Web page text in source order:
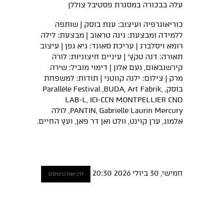
עלה בבכורה במסגרת פסטיבל צוללן
כוריאוגרפיה ועיצוב: ענת בוסק | שותפה
ללמידה ומבצעת: נינה טראוב | מבצעת: לילה
רומא ויסלברג | עריכת סאונד: גיא גפן | עיצוב
תאורה: דנה טקץ' | עיניים חיצוניות: לורה
קירשנבאום, נעם אלון | דימוי מוביל: שירה
מרק | צילום: ילנה קווטני | תודות: למשפחת
בוסק, Parallèle Festival ,BUDA, Art Fabrik,
LAB-L, ICI-CCN MONTPELLIER CND
PANTIN, Gabrielle Laurin Mercury, לולה
אלמוג, ערן קוינט, וולט ואן דר פאן, ועץ החיים.
חמישי, 30 ביולי 2026 20:30 לרכישת כרטיסים